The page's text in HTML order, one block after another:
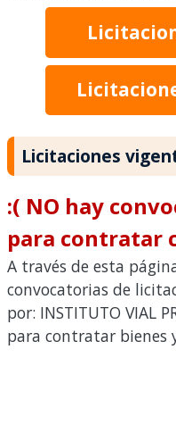
Licitaciones
:( NO hay
para contratar
A través de esta
convocatorias de
por: INSTITUTO VIAL
para contratar bienes